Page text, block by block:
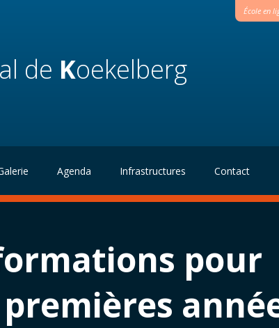
École en
de Koekelberg
Agenda Infrastructures Contact
pour